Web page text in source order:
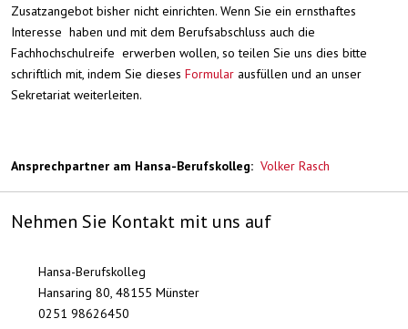
Zusatzangebot bisher nicht einrichten. Wenn Sie ein ernsthaftes
Interesse haben und mit dem Berufsabschluss auch die
Fachhochschulreife erwerben wollen, so teilen Sie uns dies bitte
schriftlich mit, indem Sie dieses Formular ausfüllen und an unser
Sekretariat weiterleiten.
Ansprechpartner am Hansa-Berufskolleg: Volker Rasch
Nehmen Sie Kontakt mit uns auf
Hansa-Berufskolleg
Hansaring 80, 48155 Münster
0251 98626450